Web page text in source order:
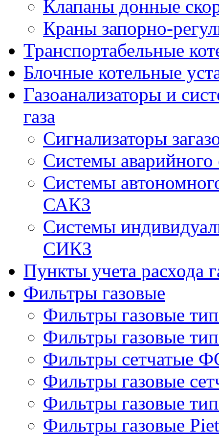
Клапаны донные
Краны запорно-
Транспортабельные
Блочные котельные
Газоанализаторы и
газа
Сигнализаторы
Системы
Системы
САКЗ
Системы
СИКЗ
Пункты учета расхода
Фильтры газовые
Фильтры газовые
Фильтры газовые
Фильтры сетчатые
Фильтры газовые
Фильтры газовые
Фильтры газовые